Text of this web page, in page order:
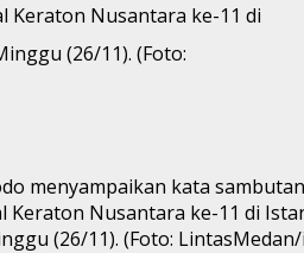
Keraton Nusantara ke-11 di
(26/11). (Foto:
menyampaikan kata
Keraton Nusantara ke-11 di
(26/11). (Foto: